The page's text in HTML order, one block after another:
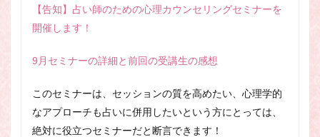
【告知】占い師のための心理カウンセリングセミナーを
開催します！
9月セミナーの詳細と前回の受講生の感想
このセミナーは、セッションの質を高めたい、心理学的
なアプローチも占いに併用したいという方にとっては、
絶対に役立つセミナーだと断言できます！